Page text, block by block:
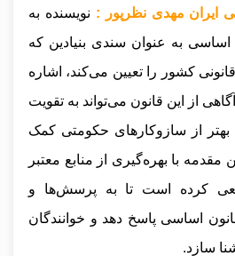
ایران مهدی نظرپور : نویسنده به
اساسی به عنوان سندی بنیادین که
کشور را تعیین می‌کند، اشاره
از این قانون می‌تواند به تقویت
از سازوکارهای حکومتی کمک
مقدمه با بهره‌گیری از منابع معتبر
کرده است تا به پرسش‌ها و
اساسی پاسخ دهد و خوانندگان
سازد.